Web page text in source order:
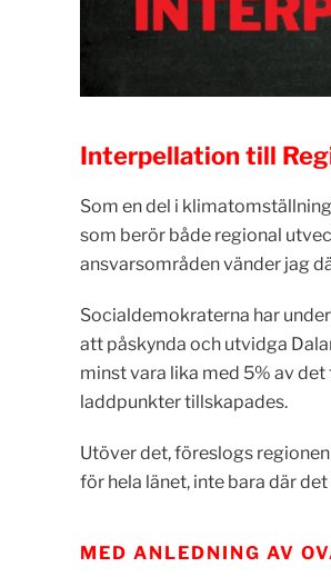
Interpellation till
Som en del i
som berör både regional
ansvarsområden vänder jag
Socialdemokraterna har
att påskynda och utvidga
minst vara lika med 5% av
laddpunkter tillskapades.
Utöver det, föreslogs
för hela länet, inte bara där
MED ANLEDNING AV